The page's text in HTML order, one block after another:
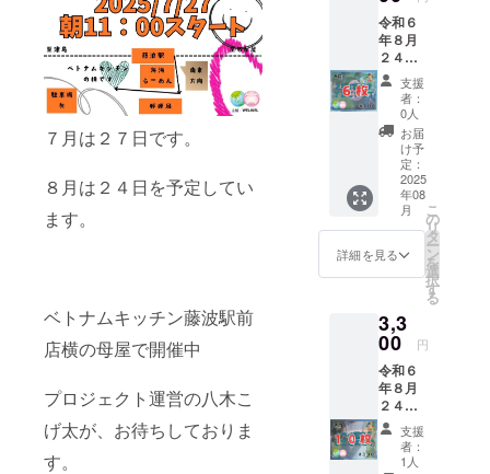
７月は２７日です。
８月は２４日を予定してい
ます。
ベトナムキッチン藤波駅前
店横の母屋で開催中
プロジェクト運営の八木こ
げ太が、お待ちしておりま
す。
間：
2025年
8月16日
から事
業が存
続する
限り掲
お渡し
できな
い場合
は、お
渡しで
きそう
な候補
日を
メッ
セージ
にてお
知らせ
くださ
い。 画
像に１
記載が
ありま
この記
載は１
００円
（百
円）ミ
ライ種
令和６
年８月
２４日
の子ど
も食堂
開催日
にて、
子ども
食堂に
てミラ
イ種ま
きチ
ケット
「６
枚」
ます。
当日、
お渡し
できな
い場合
は、お
渡しで
きそう
な候補
支援
者：
0人
お届
け予
定：
2025
年08
月
詳細を見る
こ
の
リ
タ
ー
ン
を
選
択
す
る
3,3
00 円
令和６
年８月
２４日
の子ど
も食堂
開催日
支援
者：
1人